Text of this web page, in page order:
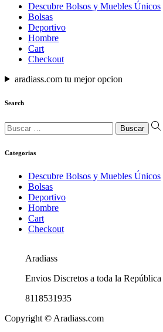
Descubre Bolsos y Muebles Únicos
Bolsas
Deportivo
Hombre
Cart
Checkout
aradiass.com tu mejor opcion
Search
Búsqueda
para:
Categorias
Descubre Bolsos y Muebles Únicos
Bolsas
Deportivo
Hombre
Cart
Checkout
Aradiass
Envios Discretos a toda la
8118531935
Copyright © Aradiass.com